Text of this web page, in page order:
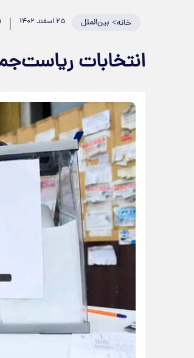
خانه> بین‌الملل ۲۵ اسفند ۱۴۰۲
انتخابات